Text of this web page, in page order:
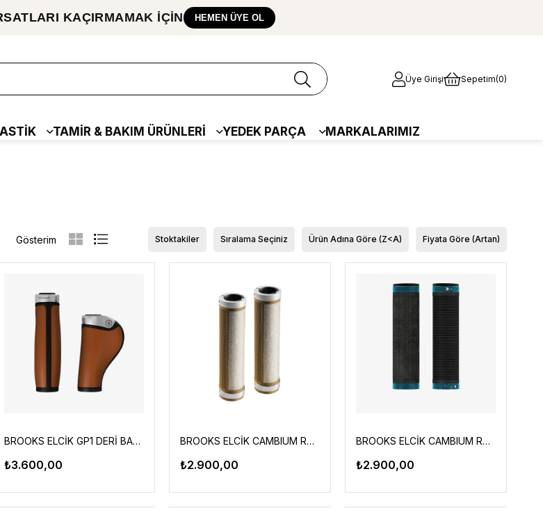
KAÇIRMAMAK İÇİN HEMEN ÜYE OL
Üye Girişi Sepetim 0
TAMİR & BAKIM ÜRÜNLERİ YEDEK PARÇA MARKALARIMIZ
Fiyata Göre (Artan)
Ürün Adına Göre (Z<A)
Sıralama Seçiniz
Stoktakiler
BROOKS ELCİK GP1 DERİ BAL RENGİ 130X100MM
₺3.600,00
BROOKS ELCİK CAMBIUM RUBBER NATURAL
₺2.900,00
BROOKS ELCİK CAMBIUM RUBBER SIYAH-TURKUAZ
₺2.900,00